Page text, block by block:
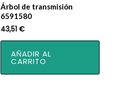
Árbol de transmisión
6591580
43,51 €
AÑADIR AL
CARRITO